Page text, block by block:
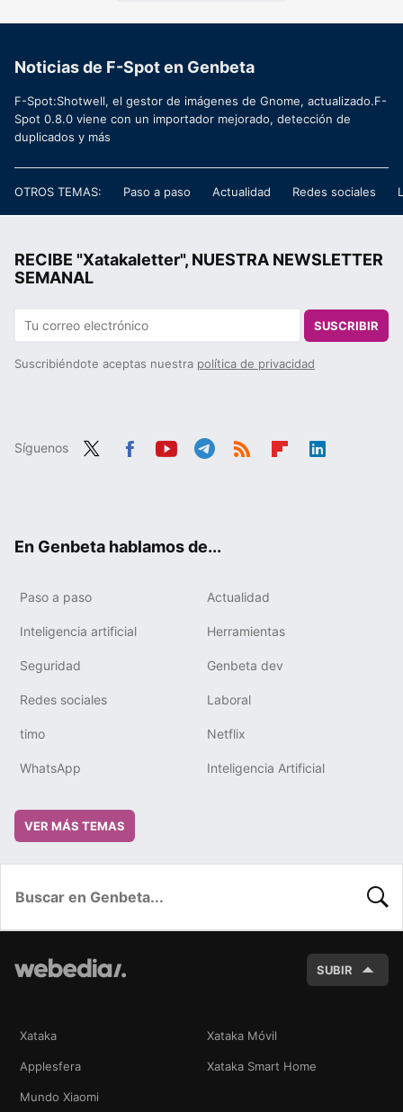
Noticias de F-Spot en Genbeta
F-Spot:Shotwell, el gestor de imágenes de Gnome, actualizado.F-
Spot 0.8.0 viene con un importador mejorado, detección de
duplicados y más
OTROS TEMAS: Paso a paso Actualidad Redes sociales
RECIBE "Xatakaletter", NUESTRA NEWSLETTER
SEMANAL
SUSCRIBIR
Suscribiéndote aceptas nuestra política de privacidad
Síguenos
En Genbeta hablamos de...
Paso a paso Actualidad
Inteligencia artificial Herramientas
Seguridad Genbeta dev
Redes sociales Laboral
timo Netflix
WhatsApp Inteligencia Artificial
VER MÁS TEMAS
SUBIR
Xataka Xataka Móvil
Applesfera Xataka Smart Home
Mundo Xiaomi